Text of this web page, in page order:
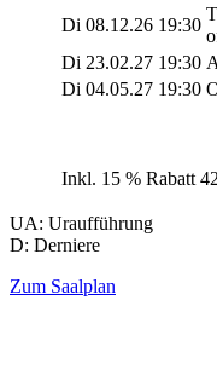
Di 08.12.26 19:30
Di 23.02.27 19:30
Di 04.05.27 19:30
Inkl. 15 % Rabatt
UA: Uraufführung
D: Derniere
Zum Saalplan